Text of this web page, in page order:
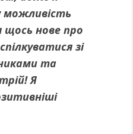
можливість
щось нове про
зі
та
Я